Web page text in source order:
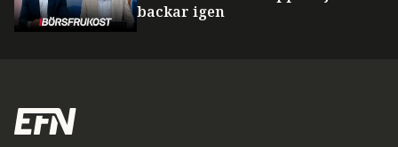
backar igen